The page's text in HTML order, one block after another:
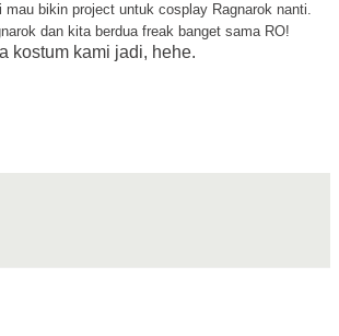
mau bikin project untuk cosplay Ragnarok nanti.
dan kita berdua freak banget sama RO!
kostum kami jadi, hehe.